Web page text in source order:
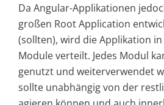
Da Angular-Applikationen
großen Root Application
(sollten), wird die Applikation
Module verteilt. Jedes Modul
genutzt und weiterverwendet
sollte unabhängig von der